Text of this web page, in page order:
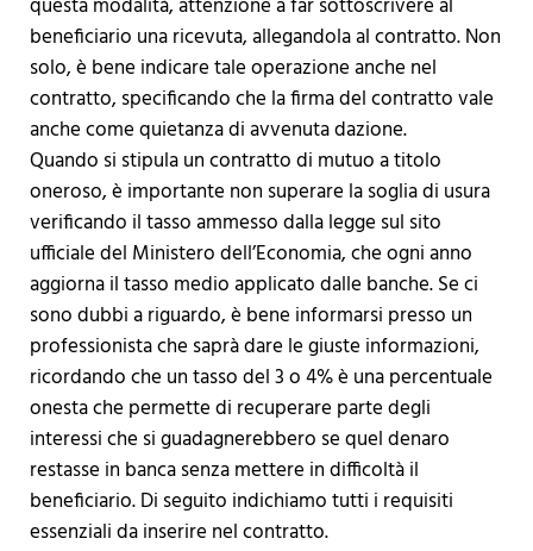
questa modalità, attenzione a far sottoscrivere al
beneficiario una ricevuta, allegandola al contratto. Non
solo, è bene indicare tale operazione anche nel
contratto, specificando che la firma del contratto vale
anche come quietanza di avvenuta dazione.
Quando si stipula un contratto di mutuo a titolo
oneroso, è importante non superare la soglia di usura
verificando il tasso ammesso dalla legge sul sito
ufficiale del Ministero dell’Economia, che ogni anno
aggiorna il tasso medio applicato dalle banche. Se ci
sono dubbi a riguardo, è bene informarsi presso un
professionista che saprà dare le giuste informazioni,
ricordando che un tasso del 3 o 4% è una percentuale
onesta che permette di recuperare parte degli
interessi che si guadagnerebbero se quel denaro
restasse in banca senza mettere in difficoltà il
beneficiario. Di seguito indichiamo tutti i requisiti
essenziali da inserire nel contratto.